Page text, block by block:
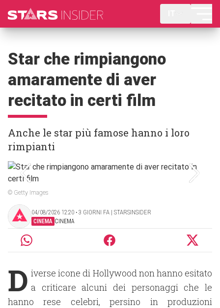
Star che rimpiangono
amaramente di aver
recitato in certi film
Anche le star più famose hanno i loro
rimpianti
© Getty Images
04/08/2026 12:20 ‧ 3 GIORNI FA | STARSINSIDER
CINEMA CINEMA
D iverse icone di Hollywood non hanno esitato
a criticare alcuni dei personaggi che le
hanno rese celebri, persino in produzioni